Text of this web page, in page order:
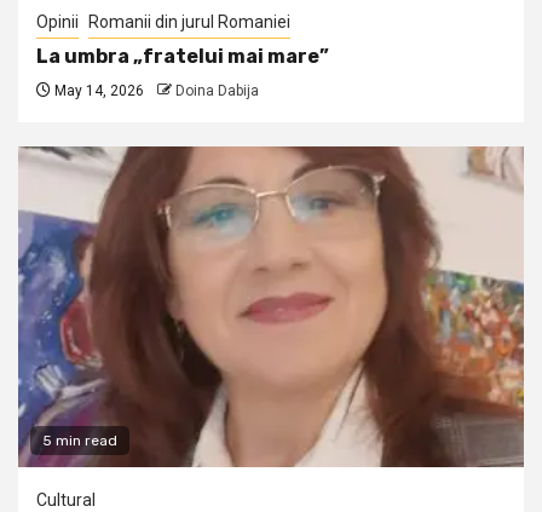
Opinii Romanii din jurul Romaniei
La umbra „fratelui mai mare”
May 14, 2026 Doina Dabija
5 min read
Cultural